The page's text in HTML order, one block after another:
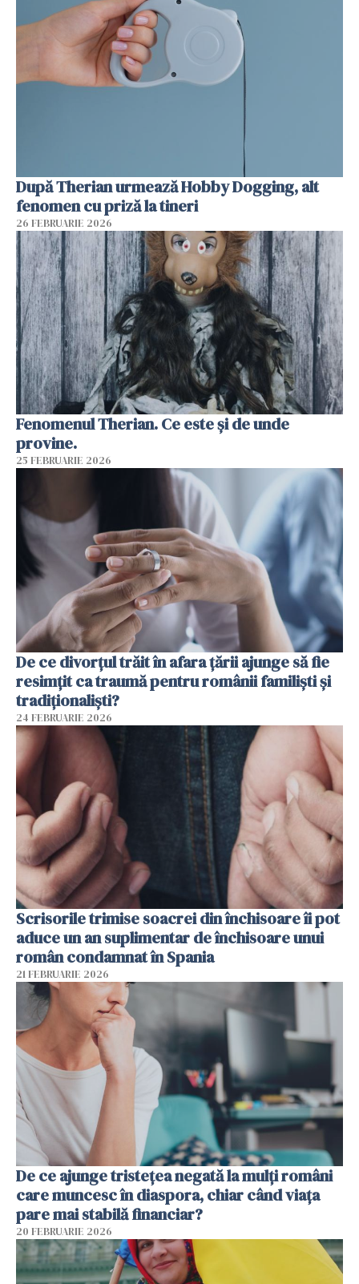
După Therian urmează Hobby Dogging, alt
fenomen cu priză la tineri
26 FEBRUARIE 2026
Fenomenul Therian. Ce este și de unde
provine.
25 FEBRUARIE 2026
De ce divorțul trăit în afara țării ajunge să fie
resimțit ca traumă pentru românii familiști și
tradiționaliști?
24 FEBRUARIE 2026
Scrisorile trimise soacrei din închisoare îi pot
aduce un an suplimentar de închisoare unui
român condamnat în Spania
21 FEBRUARIE 2026
De ce ajunge tristețea negată la mulți români
care muncesc în diaspora, chiar când viața
pare mai stabilă financiar?
20 FEBRUARIE 2026